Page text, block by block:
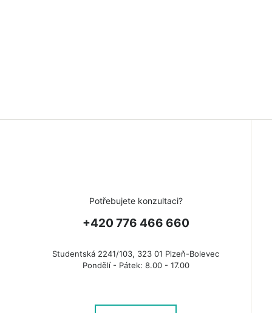
Potřebujete konzultaci?
+420 776 466 660
Studentská 2241/103, 323 01 Plzeň-Bolevec
Pondělí - Pátek: 8.00 - 17.00